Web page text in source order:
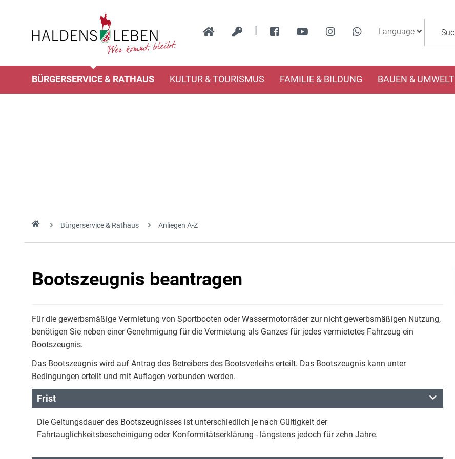
| Language
BÜRGERSERVICE & RATHAUS KULTUR & TOURISMUS FAMILIE & BILDUNG BAUEN & UMWELT
Bürgerservice & Rathaus Anliegen A-Z
Bootszeugnis beantragen
Für die gewerbsmäßige Vermietung von Sportbooten oder Wassermotorräder zur nicht gewerbsmäßigen Nutzung,
benötigen Sie neben einer Genehmigung für die Vermietung als Ganzes für jedes vermietetes Fahrzeug ein
Bootszeugnis.
Das Bootszeugnis wird auf Antrag des Betreibers des Bootsverleihs erteilt. Das Bootszeugnis kann unter
Bedingungen erteilt und mit Auflagen verbunden werden.
Frist
Die Geltungsdauer des Bootszeugnisses ist unterschiedlich je nach Gültigkeit der
Fahrtauglichkeitsbescheinigung oder Konformitätserklärung - längstens jedoch für zehn Jahre.